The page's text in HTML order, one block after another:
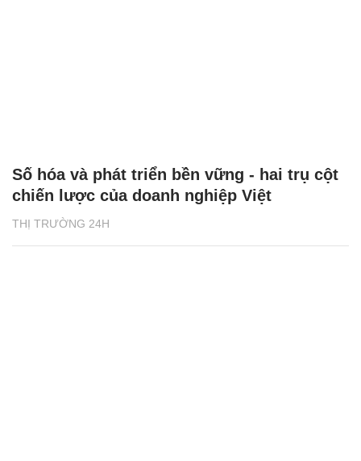
THỊ TRƯỜNG 24H
Số hóa và phát triển bền vững - hai trụ cột
chiến lược của doanh nghiệp Việt